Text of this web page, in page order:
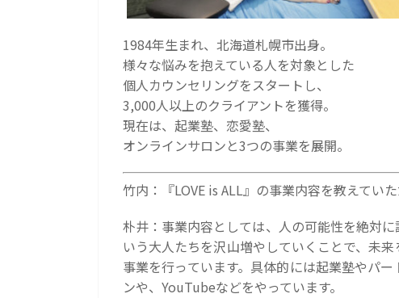
1984年生まれ、北海道札幌市出身。
様々な悩みを抱えている人を対象とした
個人カウンセリングをスタートし、
3,000人以上のクライアントを獲得。
現在は、起業塾、恋愛塾、
オンラインサロンと3つの事業を展開。
竹内：『LOVE is ALL』の事業内容を教えてい
朴井：事業内容としては、人の可能性を絶対
いう大人たちを沢山増やしていくことで、未
事業を行っています。具体的には起業塾やパ
ンや、YouTubeなどをやっています。